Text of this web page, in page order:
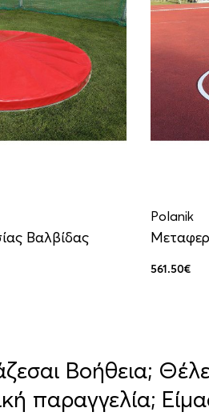
Βαλβίδας
Polanik
561.50€
Βοήθεια;
παραγγελία;